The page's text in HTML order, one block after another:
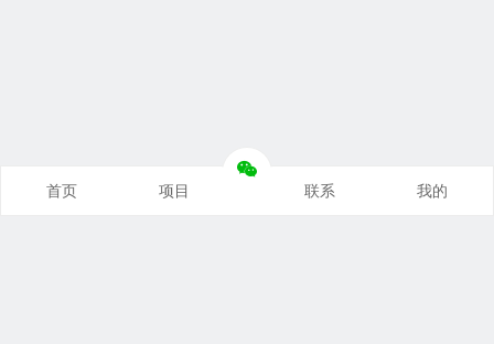
首页 项目 联系 我的